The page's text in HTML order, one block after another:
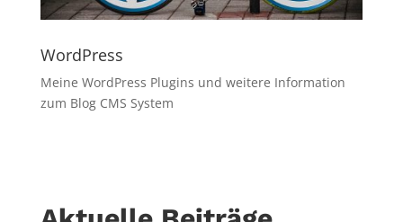
WordPress
Meine WordPress Plugins und weitere Information
zum Blog CMS System